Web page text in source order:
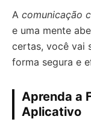
A comunicação
e uma mente
certas, você vai
forma segura e
Aprenda a
Aplicativo